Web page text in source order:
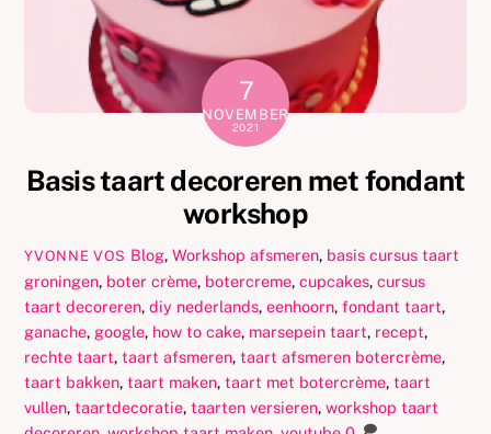
7
NOVEMBER
2021
Basis taart decoreren met fondant
workshop
YVONNE VOS Blog, Workshop afsmeren, basis cursus taart
groningen, boter crème, botercreme,cupcakes,cursus
taart decoreren,diy nederlands,eenhoorn,fondant taart,
ganache, google, how to cake, marsepein taart, recept,
rechte taart,taart afsmeren,taart afsmeren botercrème,
taart bakken,taart maken,taart met botercrème,taart
vullen,taartdecoratie,taarten versieren,workshop taart